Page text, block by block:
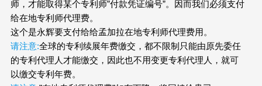
师，才能取得某个专利师”付款凭证编号”。因而我们必须支付
给在地专利师代理费。
这个是永辉要支付给给孟加拉在地专利师代理费用。
请注意:全球的专利续展年费缴交，都不限制只能由原先委任
的专利代理人才能缴交，因此也不用变更专利代理人，就可
以缴交专利年费。